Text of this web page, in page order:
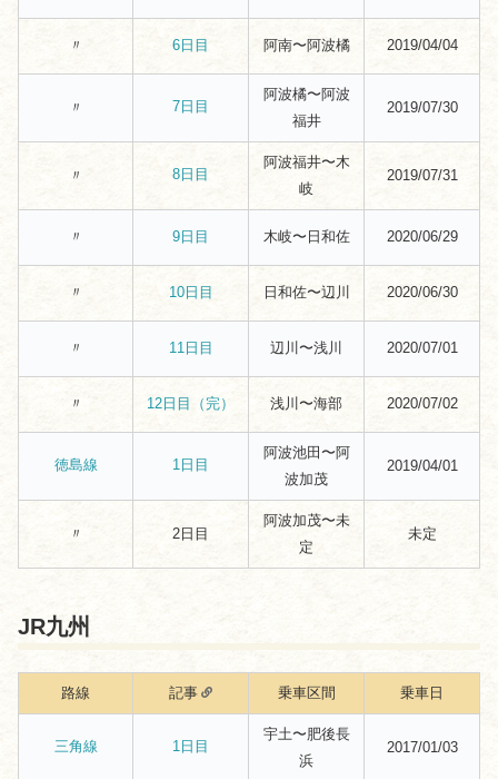
〃 6日目 阿南〜阿波橘 2019/04/04
〃 7日目
阿波橘〜阿波
福井
2019/07/30
〃 8日目
阿波福井〜木
岐
2019/07/31
〃 9日目 木岐〜日和佐 2020/06/29
〃 10日目 日和佐〜辺川 2020/06/30
〃 11日目 辺川〜浅川 2020/07/01
〃 12日目（完） 浅川〜海部 2020/07/02
徳島線 1日目
阿波池田〜阿
波加茂
2019/04/01
〃 2日目
阿波加茂〜未
定
未定
JR九州
路線 記事 乗車区間 乗車日
三角線 1日目
宇土〜肥後長
浜
2017/01/03